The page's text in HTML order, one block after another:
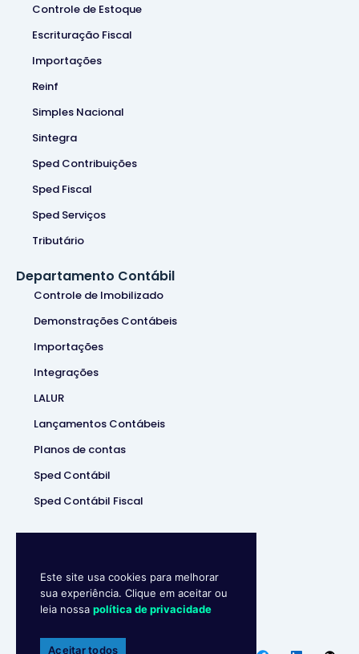
Controle de Estoque
Escrituração Fiscal
Importações
Reinf
Simples Nacional
Sintegra
Sped Contribuições
Sped Fiscal
Sped Serviços
Tributário
Departamento Contábil
Controle de Imobilizado
Demonstrações Contábeis
Importações
Integrações
LALUR
Lançamentos Contábeis
Planos de contas
Sped Contábil
Sped Contábil Fiscal
Contábill | (37) 3229-5850 |
Este site usa cookies para melhorar
sua experiência. Clique em aceitar ou
leia nossa política de privacidade
Aceitar todos